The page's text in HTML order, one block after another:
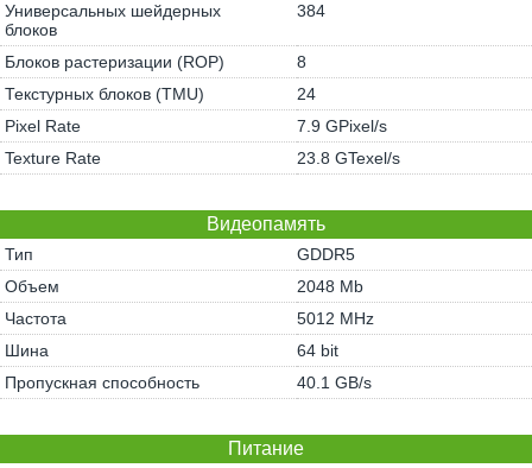
Универсальных шейдерных
блоков
384
Блоков растеризации (ROP)
8
Текстурных блоков (TMU)
24
Pixel Rate
7.9 GPixel/s
Texture Rate
23.8 GTexel/s
Видеопамять
Тип
GDDR5
Объем
2048 Mb
Частота
5012 MHz
Шина
64 bit
Пропускная способность
40.1 GB/s
Питание